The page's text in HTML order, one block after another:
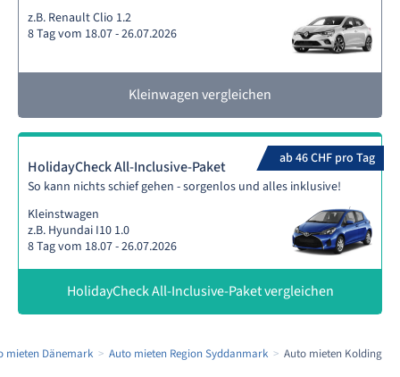
z.B. Renault Clio 1.2
8 Tag vom 18.07 - 26.07.2026
Kleinwagen vergleichen
ab 46 CHF pro Tag
HolidayCheck All-Inclusive-Paket
So kann nichts schief gehen - sorgenlos und alles inklusive!
Kleinstwagen
z.B. Hyundai I10 1.0
8 Tag vom 18.07 - 26.07.2026
HolidayCheck All-Inclusive-Paket vergleichen
mieten Dänemark Auto mieten Region Syddanmark Auto mieten Kolding